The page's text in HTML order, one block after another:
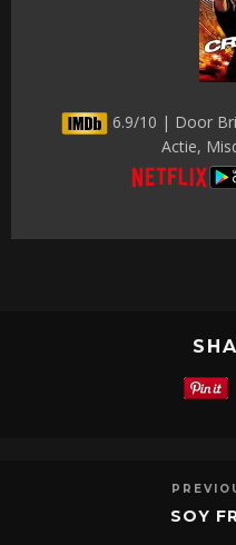
6.9/10 | Door
Actie,
SOY